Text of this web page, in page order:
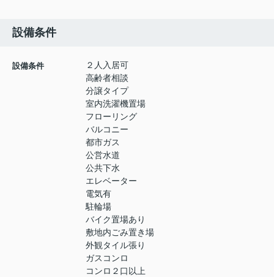
設備条件
設備条件
２人入居可
高齢者相談
分譲タイプ
室内洗濯機置場
フローリング
バルコニー
都市ガス
公営水道
公共下水
エレベーター
電気有
駐輪場
バイク置場あり
敷地内ごみ置き場
外観タイル張り
ガスコンロ
コンロ２口以上